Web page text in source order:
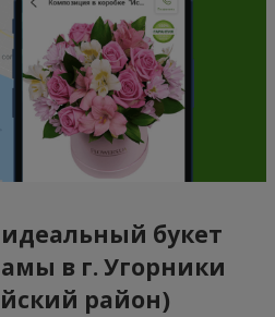
букет
в г. Угорники
район)